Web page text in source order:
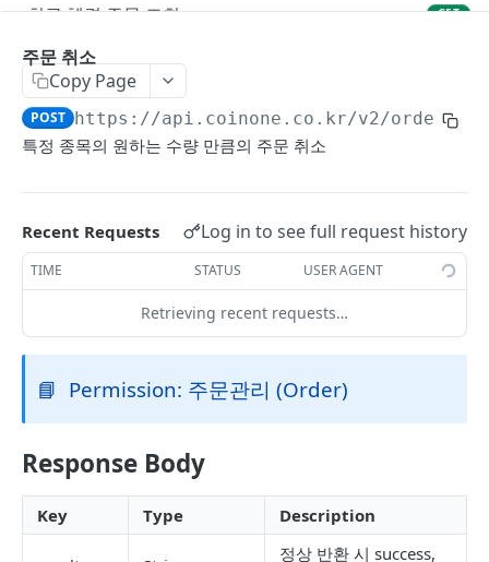
최근 체결 주문 조회 GET
전체 티커 정보 조회
개별 티커 정보 조회
전체 티커 정보 조회 (UTC) GET
개별 가상자산 정보 조회 GET
캔들 차트 조회 GET
PRIVATE API V2.1
계정정보
특정 자산 잔고 조회
전체 수수료 조회
지정가 매매 주문
전체 미체결 주문 조회
입출금
원화 입출금 내역 조회
주문 취소
Copy Page
POST https://api.coinone.co.kr/v2/order/
특정 종목의 원하는 수량 만큼의 주문 취소
Recent Requests Log in to see full request history
TIME STATUS USER AGENT
Retrieving recent requests…
📘 Permission: 주문관리 (Order)
Response Body
Key Type Description
정상 반환 시 success,